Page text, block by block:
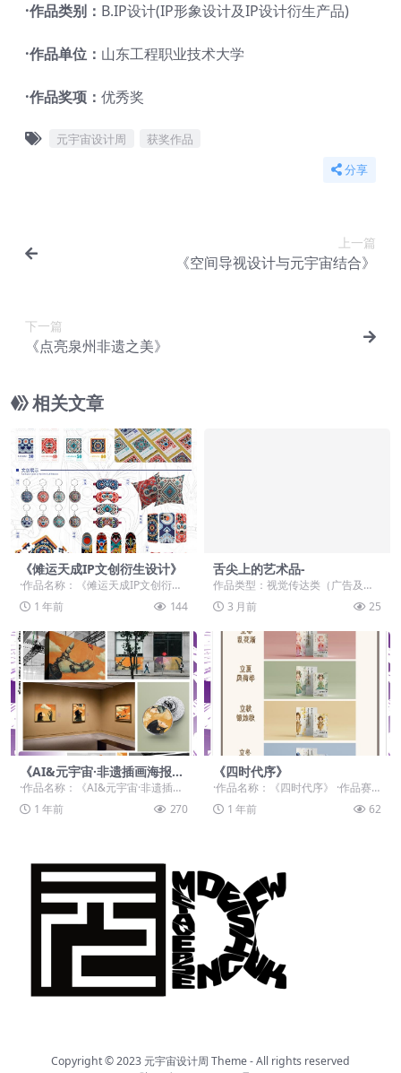
·作品类别： B.IP设计(IP形象设计及IP设计衍生产品)
·作品单位： 山东工程职业技术大学
·作品奖项： 优秀奖
元宇宙设计周 获奖作品
分享
上一篇
《空间导视设计与元宇宙结合》
下一篇
《点亮泉州非遗之美》
相关文章
《傩运天成IP文创衍生设计》
·作品名称：《傩运天成IP文创衍生
设计》 ·作品赛道：学生组：自由主
题赛道-”元...
1 年前 144
舌尖上的艺术品-
作品类型：视觉传达类（广告及海
报设计、数字摄影、数字绘画、UI
设计、VI品牌形象...
3 月前 25
《AI&元宇宙·非遗插画海报设
计》
·作品名称：《AI&元宇宙·非遗插画
海报设计》 ·作品赛道：学生组：命
题...1 年前 270
《四时代序》
·作品名称：《四时代序》 ·作品赛
道：学生组：命题赛道-”元宇宙+非
遗“ ·作品...
1 年前 62
Copyright © 2023 元宇宙设计周 Theme- All rights reserved